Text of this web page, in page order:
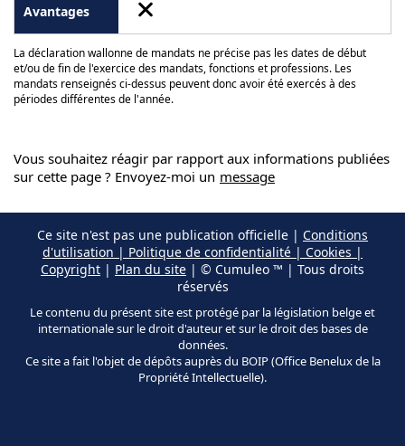
La déclaration wallonne de mandats ne précise pas les dates de début
et/ou de fin de l'exercice des mandats, fonctions et professions. Les
mandats renseignés ci-dessus peuvent donc avoir été exercés à des
périodes différentes de l'année.
Vous souhaitez réagir par rapport aux informations publiées
sur cette page ? Envoyez-moi un message
Ce site n'est pas une publication officielle | Conditions
d'utilisation | Politique de confidentialité | Cookies |
Copyright | Plan du site | © Cumuleo ™ | Tous droits
réservés
Le contenu du présent site est protégé par la législation belge et
internationale sur le droit d'auteur et sur le droit des bases de
données.
Ce site a fait l'objet de dépôts auprès du BOIP (Office Benelux de la
Propriété Intellectuelle).